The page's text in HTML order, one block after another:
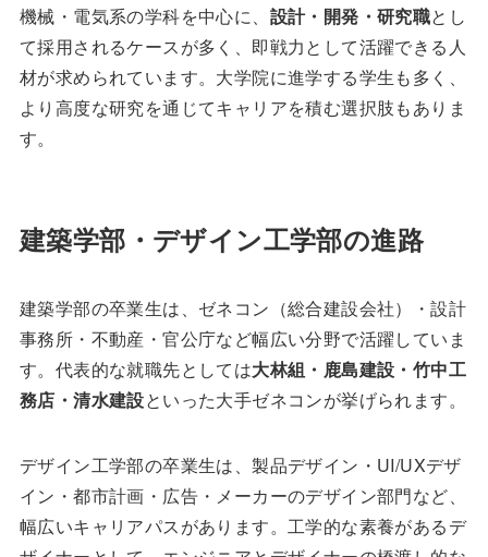
機械・電気系の学科を中心に、 設計・開発・研究職とし
て採用されるケースが多く、即戦力として活躍できる人
材が求められています。大学院に進学する学生も多く、
より高度な研究を通じてキャリアを積む選択肢もありま
す。
建築学部・デザイン工学部の進路
建築学部の卒業生は、ゼネコン（総合建設会社）・設計
事務所・不動産・官公庁など幅広い分野で活躍していま
す。代表的な就職先としては大林組・鹿島建設・竹中工
務店・清水建設といった大手ゼネコンが挙げられます。
デザイン工学部の卒業生は、製品デザイン・UI/UXデザ
イン・都市計画・広告・メーカーのデザイン部門など、
幅広いキャリアパスがあります。工学的な素養があるデ